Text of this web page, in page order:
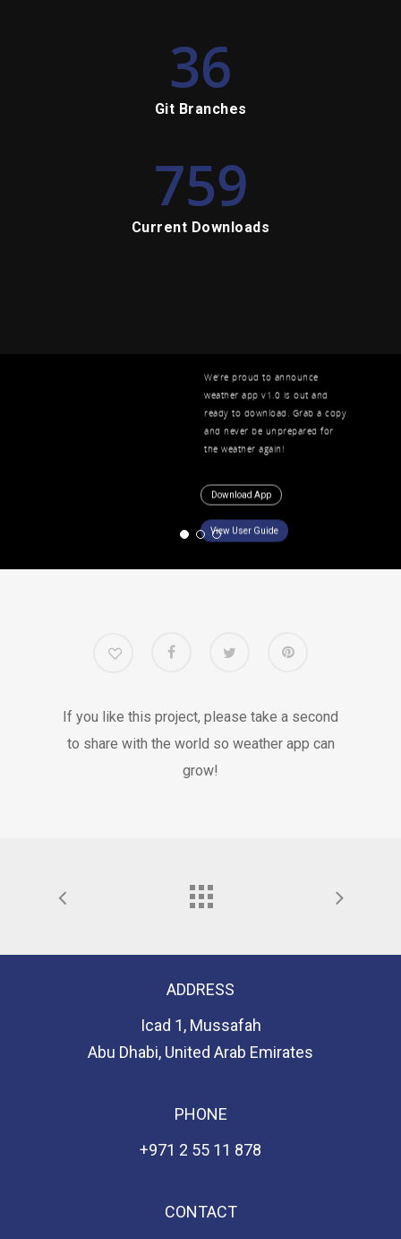
36
Git Branches
759
Current Downloads
We're proud to announce
weather app v1.0 is out and
ready to download. Grab a copy
and never be unprepared for
the weather again!
Download App
View User Guide
If you like this project, please take a second
to share with the world so weather app can
grow!
ADDRESS
Icad 1, Mussafah
Abu Dhabi, United Arab Emirates
PHONE
+971 2 55 11 878
CONTACT